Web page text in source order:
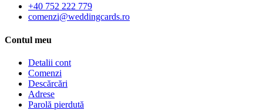
+40 752 222 779
comenzi@weddingcards.ro
Contul meu
Detalii cont
Comenzi
Descărcări
Adrese
Parolă pierdută